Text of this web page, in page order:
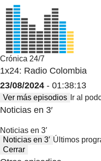
Crónica 24/7
1x24: Radio Colombia
23/08/2024 - 01:38:13
Ver más episodios Ir al
Noticias en 3′
Noticias en 3′
Noticias en 3′ Últimos
Cerrar